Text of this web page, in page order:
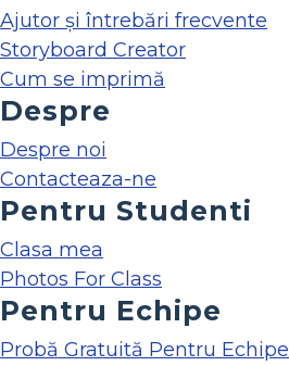
Ajutor și întrebări frecvente
Storyboard Creator
Cum se imprimă
Despre
Despre noi
Contacteaza-ne
Pentru Studenti
Clasa mea
Photos For Class
Pentru Echipe
Probă Gratuită Pentru Echipe